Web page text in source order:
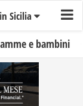
Sicilia
e bambini